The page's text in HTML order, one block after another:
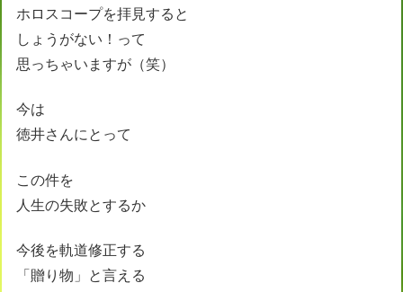
ホロスコープを拝見すると
しょうがない！って
思っちゃいますが（笑）
今は
徳井さんにとって
この件を
人生の失敗とするか
今後を軌道修正する
「贈り物」と言える